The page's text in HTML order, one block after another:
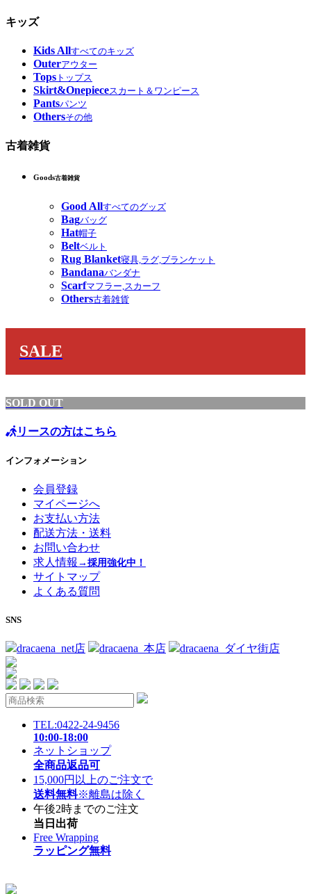
キッズ
Kids Allすべてのキッズ
Outerアウター
Tops トップス
Skirt&Onepieceスカート＆ワンピース
Pantsパンツ
Othersその他
古着雑貨
Goods古着雑貨
Good Allすべてのグッズ
Bagバッグ
Hat帽子
Beltベルト
Rug Blanket寝具,ラグ,ブランケット
Bandanaバンダナ
Scarfマフラー,スカーフ
Others古着雑貨
SALE
SOLD OUT
リースの方はこちら
インフォメーション
会員登録
マイページへ
お支払い方法
配送方法・送料
お問い合わせ
求人情報 →採用強化中！
サイトマップ
よくある質問
SNS
dracaena_net店 dracaena_本店 dracaena_ダイヤ街店
TEL:0422-24-9456
10:00-18:00
ネットショップ
全商品返品可
15,000円以上のご注文で
送料無料※離島は除く
午後2時までのご注文
当日出荷
Free Wrapping
ラッピング無料